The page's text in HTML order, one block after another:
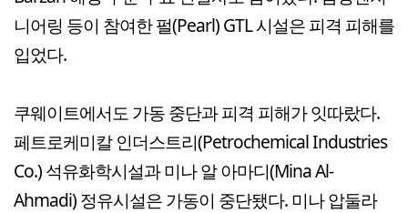
니어링 등이 참여한 펄(Pearl) GTL 시설은 피격 피해를
입었다.
쿠웨이트에서도 가동 중단과 피격 피해가 잇따랐다.
페트로케미칼 인더스트리(Petrochemical Industries
Co.) 석유화학시설과 미나 알 아마디(Mina Al-
Ahmadi) 정유시설은 가동이 중단됐다. 미나 압둘라